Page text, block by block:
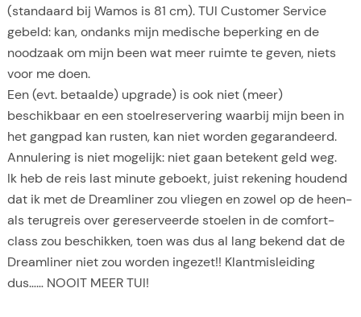
(standaard bij Wamos is 81 cm). TUI Customer Service
gebeld: kan, ondanks mijn medische beperking en de
noodzaak om mijn been wat meer ruimte te geven, niets
voor me doen.
Een (evt. betaalde) upgrade) is ook niet (meer)
beschikbaar en een stoelreservering waarbij mijn been in
het gangpad kan rusten, kan niet worden gegarandeerd.
Annulering is niet mogelijk: niet gaan betekent geld weg.
Ik heb de reis last minute geboekt, juist rekening houdend
dat ik met de Dreamliner zou vliegen en zowel op de heen-
als terugreis over gereserveerde stoelen in de comfort-
class zou beschikken, toen was dus al lang bekend dat de
Dreamliner niet zou worden ingezet!! Klantmisleiding
dus…… NOOIT MEER TUI!